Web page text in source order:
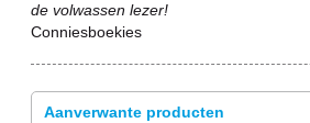
de volwassen lezer!
Conniesboekies
Aanverwante producten